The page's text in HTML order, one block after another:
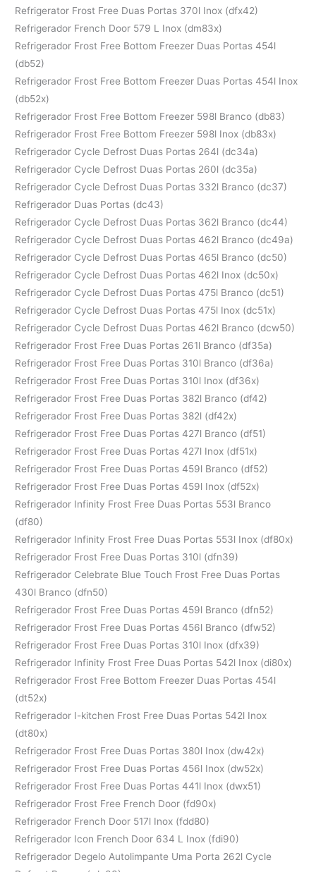
Refrigerator Frost Free Duas Portas 370l Inox (dfx42)
Refrigerador French Door 579 L Inox (dm83x)
Refrigerador Frost Free Bottom Freezer Duas Portas 454l
(db52)
Refrigerador Frost Free Bottom Freezer Duas Portas 454l Inox
(db52x)
Refrigerador Frost Free Bottom Freezer 598l Branco (db83)
Refrigerador Frost Free Bottom Freezer 598l Inox (db83x)
Refrigerador Cycle Defrost Duas Portas 264l (dc34a)
Refrigerador Cycle Defrost Duas Portas 260l (dc35a)
Refrigerador Cycle Defrost Duas Portas 332l Branco (dc37)
Refrigerador Duas Portas (dc43)
Refrigerador Cycle Defrost Duas Portas 362l Branco (dc44)
Refrigerador Cycle Defrost Duas Portas 462l Branco (dc49a)
Refrigerador Cycle Defrost Duas Portas 465l Branco (dc50)
Refrigerador Cycle Defrost Duas Portas 462l Inox (dc50x)
Refrigerador Cycle Defrost Duas Portas 475l Branco (dc51)
Refrigerador Cycle Defrost Duas Portas 475l Inox (dc51x)
Refrigerador Cycle Defrost Duas Portas 462l Branco (dcw50)
Refrigerador Frost Free Duas Portas 261l Branco (df35a)
Refrigerador Frost Free Duas Portas 310l Branco (df36a)
Refrigerador Frost Free Duas Portas 310l Inox (df36x)
Refrigerador Frost Free Duas Portas 382l Branco (df42)
Refrigerador Frost Free Duas Portas 382l (df42x)
Refrigerador Frost Free Duas Portas 427l Branco (df51)
Refrigerador Frost Free Duas Portas 427l Inox (df51x)
Refrigerador Frost Free Duas Portas 459l Branco (df52)
Refrigerador Frost Free Duas Portas 459l Inox (df52x)
Refrigerador Infinity Frost Free Duas Portas 553l Branco
(df80)
Refrigerador Infinity Frost Free Duas Portas 553l Inox (df80x)
Refrigerador Frost Free Duas Portas 310l (dfn39)
Refrigerador Celebrate Blue Touch Frost Free Duas Portas
430l Branco (dfn50)
Refrigerador Frost Free Duas Portas 459l Branco (dfn52)
Refrigerador Frost Free Duas Portas 456l Branco (dfw52)
Refrigerador Frost Free Duas Portas 310l Inox (dfx39)
Refrigerador Infinity Frost Free Duas Portas 542l Inox (di80x)
Refrigerador Frost Free Bottom Freezer Duas Portas 454l
(dt52x)
Refrigerador I-kitchen Frost Free Duas Portas 542l Inox
(dt80x)
Refrigerador Frost Free Duas Portas 380l Inox (dw42x)
Refrigerador Frost Free Duas Portas 456l Inox (dw52x)
Refrigerador Frost Free Duas Portas 441l Inox (dwx51)
Refrigerador Frost Free French Door (fd90x)
Refrigerador French Door 517l Inox (fdd80)
Refrigerador Icon French Door 634 L Inox (fdi90)
Refrigerador Degelo Autolimpante Uma Porta 262l Cycle